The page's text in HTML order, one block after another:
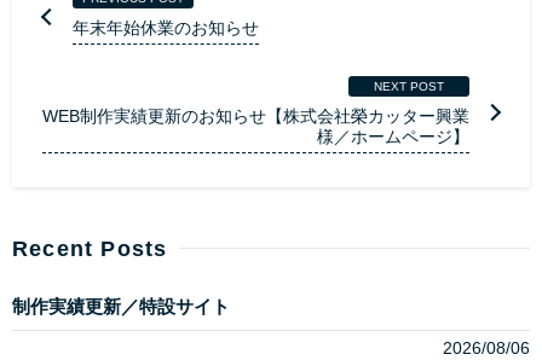
年末年始休業のお知らせ
NEXT POST
WEB制作実績更新のお知らせ【株式会社榮カッター興業
様／ホームページ】
Recent Posts
制作実績更新／特設サイト
2026/08/06